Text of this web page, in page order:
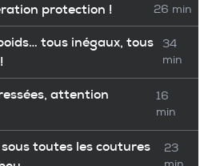
protection ! 26 min
tous inégaux, tous
34
min
attention
16
min
sous toutes les coutures
23